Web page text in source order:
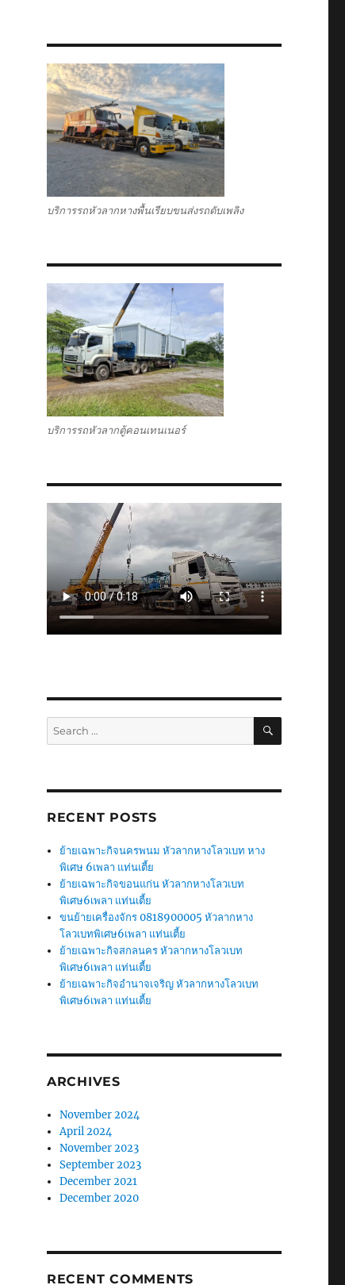
บริการรถหัวลากหางพื้นเรียบขนส่งรถดับเพลิง
บริการรถหัวลากตู้คอนเทนเนอร์
Search
for:
SEARCH
RECENT POSTS
ย้ายเฉพาะกิจนครพนม หัวลากหางโลวเบท หาง
พิเศษ 6เพลา แท่นเตี้ย
ย้ายเฉพาะกิจขอนแก่น หัวลากหางโลวเบท
พิเศษ6เพลา แท่นเตี้ย
ขนย้ายเครื่องจักร 0818900005 หัวลากหาง
โลวเบทพิเศษ6เพลา แท่นเตี้ย
ย้ายเฉพาะกิจสกลนคร หัวลากหางโลวเบท
พิเศษ6เพลา แท่นเตี้ย
ย้ายเฉพาะกิจอำนาจเจริญ หัวลากหางโลวเบท
พิเศษ6เพลา แท่นเตี้ย
ARCHIVES
November 2024
April 2024
November 2023
September 2023
December 2021
December 2020
RECENT COMMENTS